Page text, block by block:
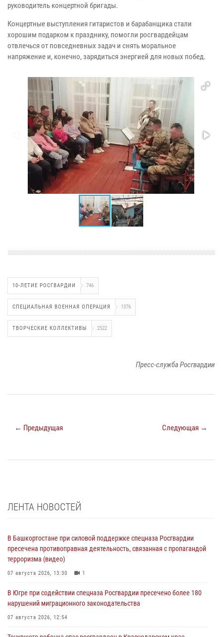
руководитель концертной бригады.
Концертные выступления гитаристов и барабанщика стали
хорошим подарком к празднику, помогли росгвардейцам
отвлечься от повседневных задач и снять моральное
напряжение и, конечно, зарядиться энергией для новых побед.
10-ЛЕТИЕ РОСГВАРДИИ 746
СПЕЦИАЛЬНАЯ ВОЕННАЯ ОПЕРАЦИЯ 1376
ТВОРЧЕСКИЕ КОЛЛЕКТИВЫ 2522
Пресс-служба Росгвардии
← Предыдущая Следующая →
ЛЕНТА НОВОСТЕЙ
В Башкортостане при силовой поддержке спецназа Росгвардии
пресечена противоправная деятельность, связанная с пропагандой
терроризма (видео)
07 августа 2026, 13:30 1
В Югре при содействии спецназа Росгвардии пресечено более 180
нарушений миграционного законодательства
07 августа 2026, 12:54